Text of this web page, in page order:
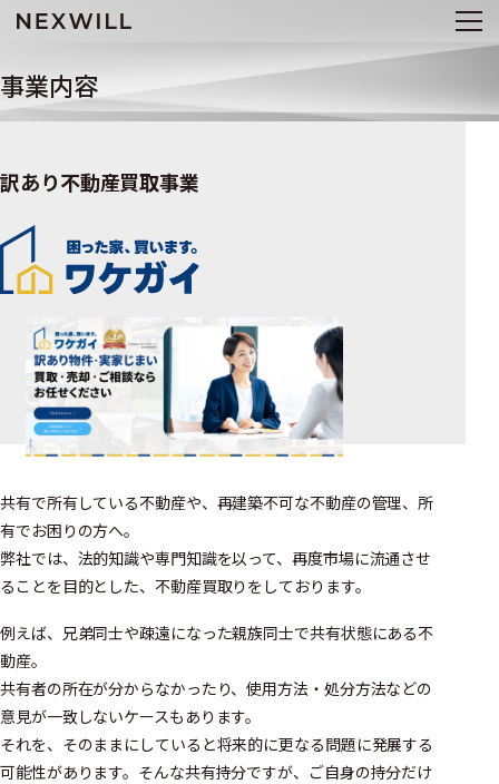
事業内容
訳あり不動産買取事業
共有で所有している不動産や、再建築不可な不動産の管理、所
有でお困りの方へ。
弊社では、法的知識や専門知識を以って、再度市場に流通させ
ることを目的とした、不動産買取りをしております。
例えば、兄弟同士や疎遠になった親族同士で共有状態にある不
動産。
共有者の所在が分からなかったり、使用方法・処分方法などの
意見が一致しないケースもあります。
それを、そのままにしていると将来的に更なる問題に発展する
可能性があります。そんな共有持分ですが、ご自身の持分だけ